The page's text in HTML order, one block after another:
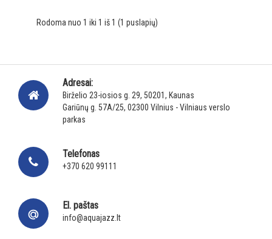
Rodoma nuo 1 iki 1 iš 1 (1 puslapių)
Adresai:
Birželio 23-iosios g. 29, 50201, Kaunas
Gariūnų g. 57A/25, 02300 Vilnius - Vilniaus verslo
parkas
Telefonas
+370 620 99111
El. paštas
info@aquajazz.lt